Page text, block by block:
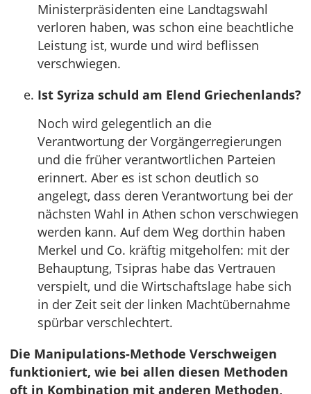
Ministerpräsidenten eine Landtagswahl
verloren haben, was schon eine beachtliche
Leistung ist, wurde und wird beflissen
verschwiegen.
Ist Syriza schuld am Elend Griechenlands?
Noch wird gelegentlich an die
Verantwortung der Vorgängerregierungen
und die früher verantwortlichen Parteien
erinnert. Aber es ist schon deutlich so
angelegt, dass deren Verantwortung bei der
nächsten Wahl in Athen schon verschwiegen
werden kann. Auf dem Weg dorthin haben
Merkel und Co. kräftig mitgeholfen: mit der
Behauptung, Tsipras habe das Vertrauen
verspielt, und die Wirtschaftslage habe sich
in der Zeit seit der linken Machtübernahme
spürbar verschlechtert.
Die Manipulations-Methode Verschweigen
funktioniert, wie bei allen diesen Methoden
oft in Kombination mit anderen Methoden,